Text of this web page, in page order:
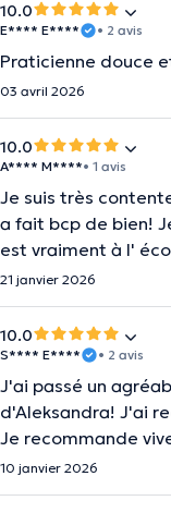
10.0
E**** E**** • 2 avis
Praticienne douce
03 avril 2026
10.0
A**** M****• 1 avis
Je suis très
a fait bcp de bien!
est vraiment à l'
21 janvier 2026
10.0
S**** E**** • 2 avis
J'ai passé un
d'Aleksandra! J'ai
Je recommande
10 janvier 2026